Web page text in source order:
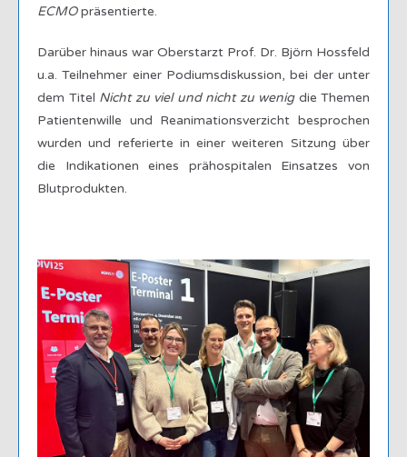
ECMOpräsentierte.
Darüber hinaus war Oberstarzt Prof. Dr. Björn Hossfeld
u.a. Teilnehmer einer Podiumsdiskussion, bei der unter
dem Titel Nicht zu viel und nicht zu wenigdie Themen
Patientenwille und Reanimationsverzicht besprochen
wurden und referierte in einer weiteren Sitzung über
die Indikationen eines prähospitalen Einsatzes von
Blutprodukten.